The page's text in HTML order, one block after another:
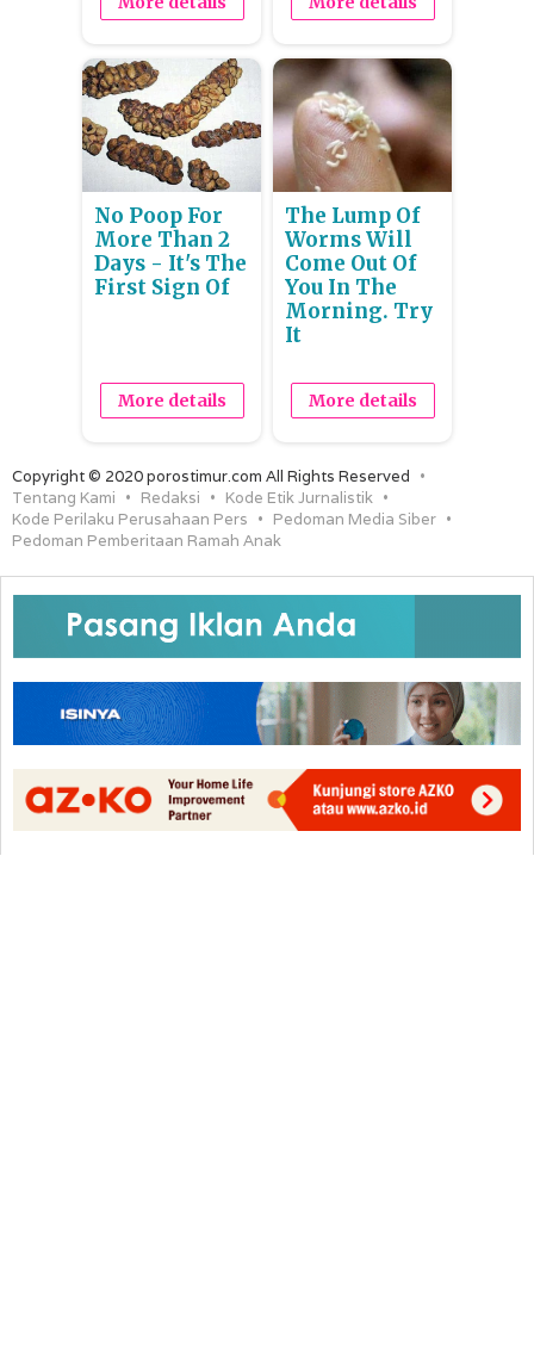
No Poop For
More Than 2
Days - It's The
First Sign Of
More details
The Lump Of
Worms Will
Come Out Of
You In The
Morning. Try
It
More details
Copyright © 2020 porostimur.com All Rights Reserved
Tentang Kami
Redaksi
Kode Etik Jurnalistik
Kode Perilaku Perusahaan Pers
Pedoman Media Siber
Pedoman Pemberitaan Ramah Anak